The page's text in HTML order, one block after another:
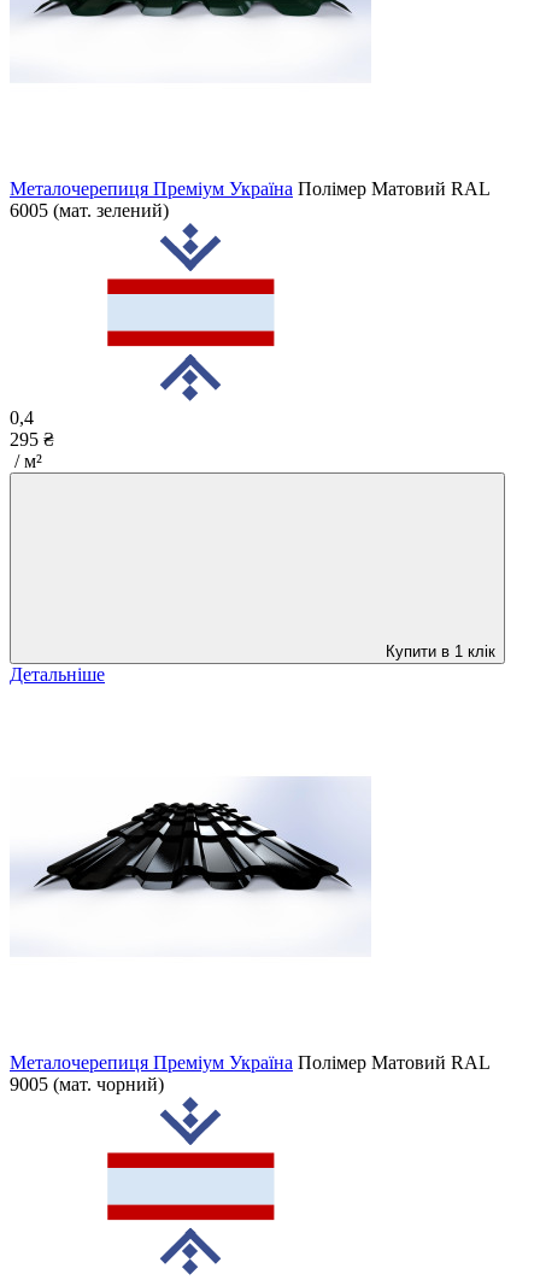
Металочерепиця Преміум Україна Полімер Матовий RAL
6005 (мат. зелений)
0,4
295 ₴
/ м²
Купити в 1 клік
Детальніше
Металочерепиця Преміум Україна Полімер Матовий RAL
9005 (мат. чорний)